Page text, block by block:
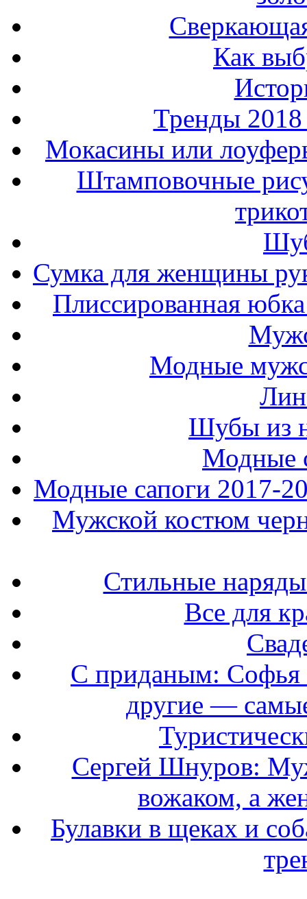
Как
Тренды
Мокасины или
Штамповочные
Сумка для женщины
Плиссированная
Модные
Шубы из
Модные
Модные сапоги 2017-
Мужской костюм
Стильные
Все для
С приданым: Софья
другие —
Сергей Шнуров:
вожаком, а
Булавки в щеках и